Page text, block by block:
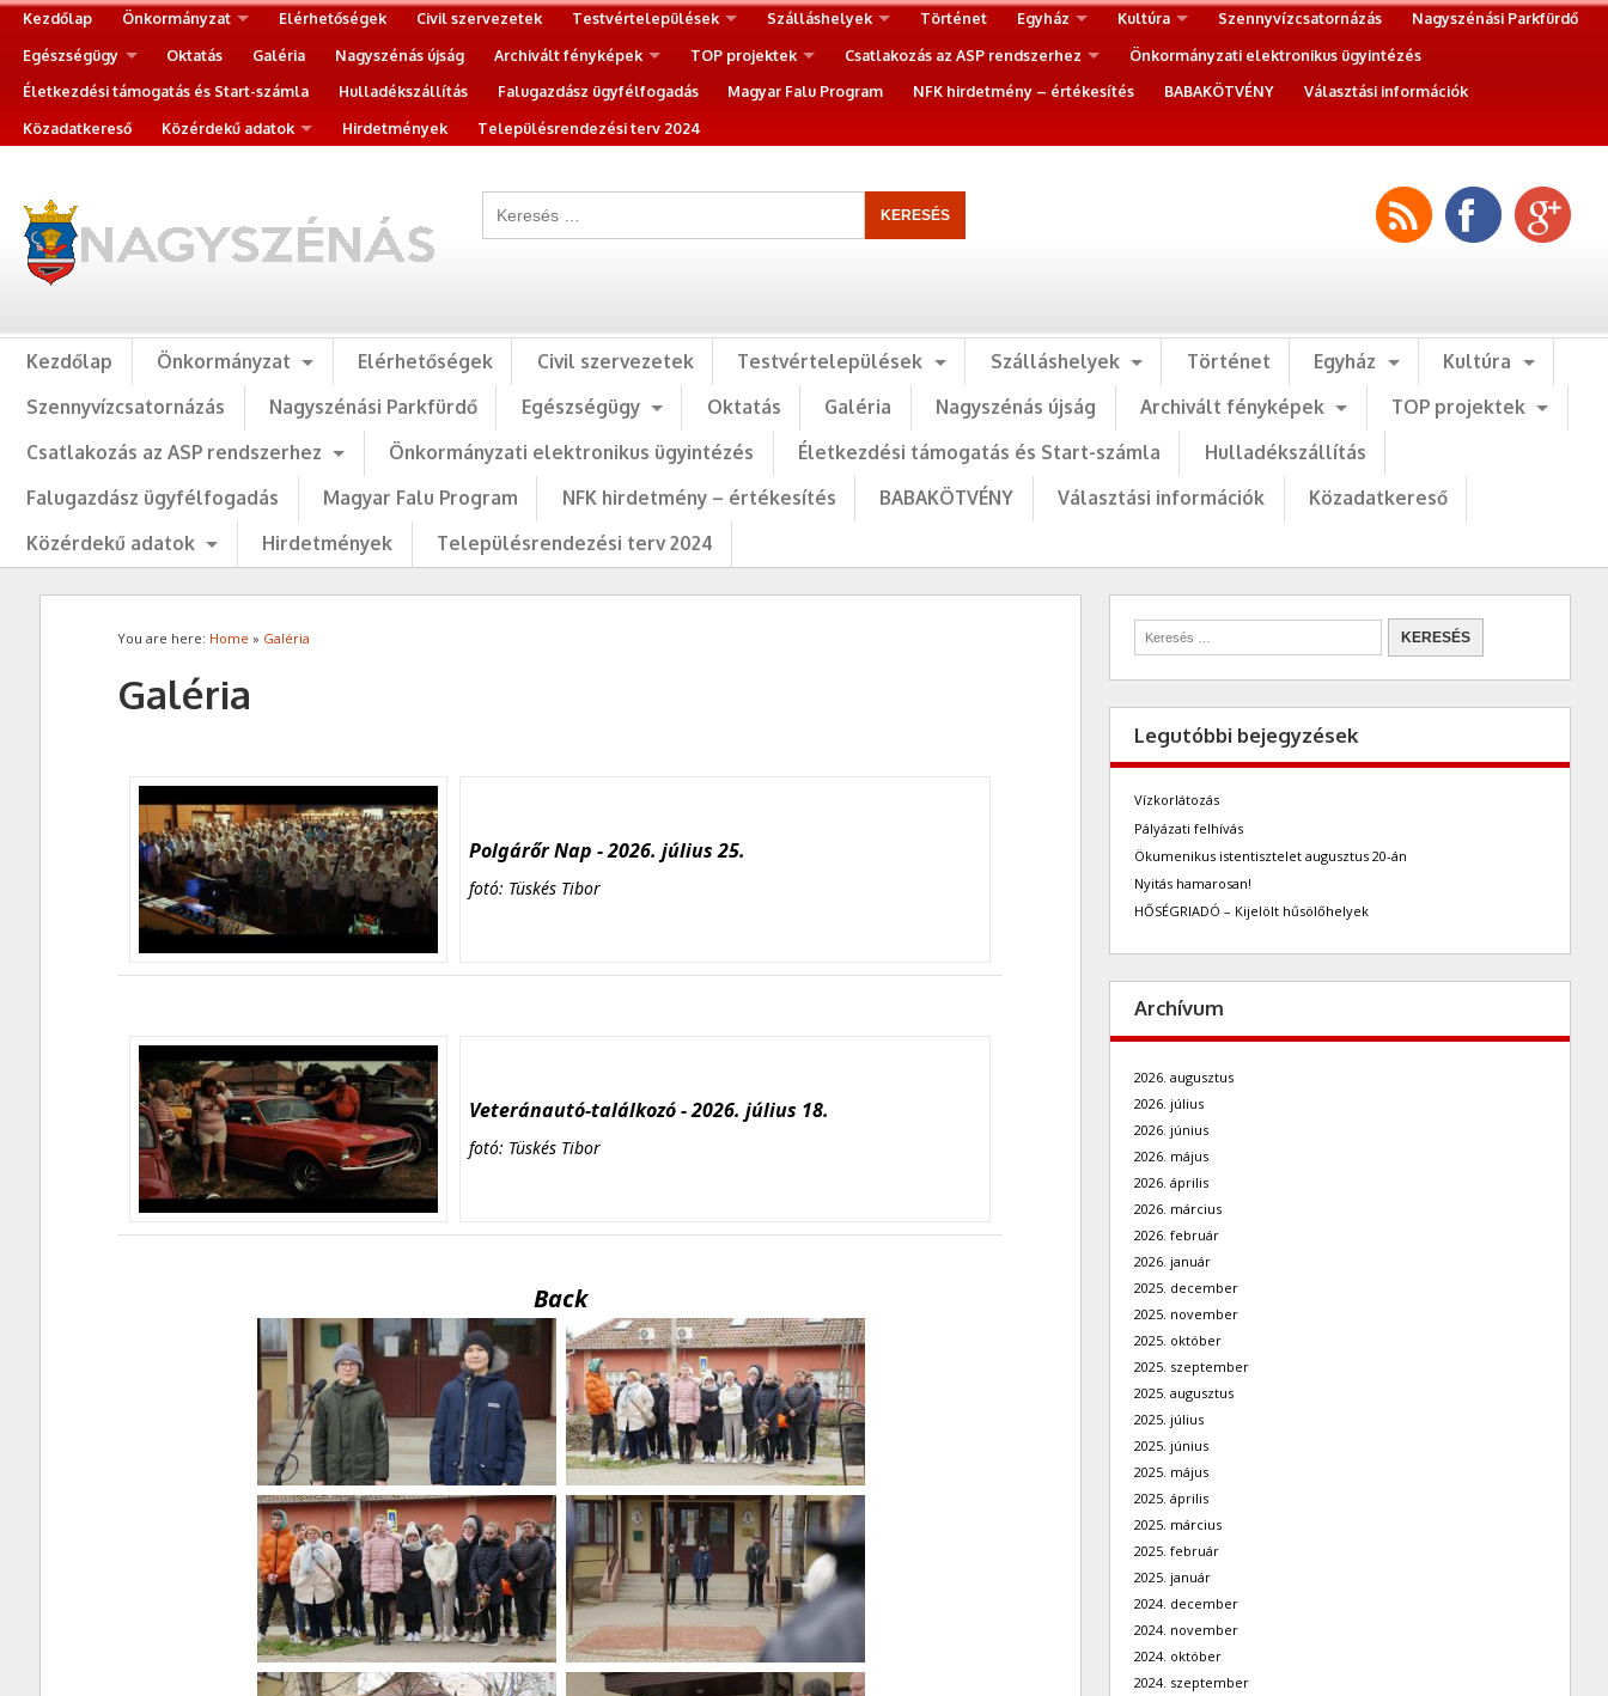
Kezdőlap Önkormányzat Elérhetőségek Civil szervezetek Testvértelepülések Szálláshelyek Történet Egyház Kultúra Szennyvízcsatornázás
Nagyszénási Parkfürdő
Egészségügy
Oktatás Galéria Nagyszénás újság Archivált fényképek TOP projektek Csatlakozás az ASP rendszerhez
Önkormányzati elektronikus ügyintézés
Életkezdési támogatás és Start-számla
Hulladékszállítás Falugazdász ügyfélfogadás Magyar Falu Program NFK hirdetmény – értékesítés BABAKÖTVÉNY
Választási információk
Közadatkereső
Közérdekű adatok Hirdetmények Településrendezési terv 2024
Kezdőlap Önkormányzat Elérhetőségek Civil szervezetek Testvértelepülések Szálláshelyek Történet Egyház
Kultúra
Szennyvízcsatornázás
Nagyszénási Parkfürdő Egészségügy Oktatás Galéria Nagyszénás újság Archivált fényképek
TOP projektek
Csatlakozás az ASP rendszerhez
Önkormányzati elektronikus ügyintézés Életkezdési támogatás és Start-számla
Hulladékszállítás
Falugazdász ügyfélfogadás
Magyar Falu Program NFK hirdetmény – értékesítés BABAKÖTVÉNY Választási információk
Közadatkereső
Közérdekű adatok
Hirdetmények Településrendezési terv 2024
You are here: Home » Galéria
Galéria
Polgárőr Nap - 2026. július 25.
fotó: Tüskés Tibor
Veteránautó-találkozó - 2026. július 18.
fotó: Tüskés Tibor
Back
Legutóbbi bejegyzések
Vízkorlátozás
Pályázati felhívás
Ökumenikus istentisztelet augusztus 20-án
Nyitás hamarosan!
HŐSÉGRIADÓ – Kijelölt hűsölőhelyek
Archívum
2026. augusztus
2026. július
2026. június
2026. május
2026. április
2026. március
2026. február
2026. január
2025. december
2025. november
2025. október
2025. szeptember
2025. augusztus
2025. július
2025. június
2025. május
2025. április
2025. március
2025. február
2025. január
2024. december
2024. november
2024. október
2024. szeptember